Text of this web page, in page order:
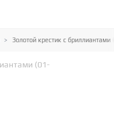
Золотой крестик с